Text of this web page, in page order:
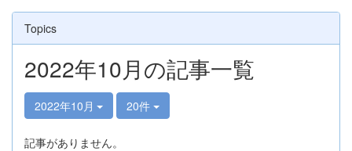
Topics
2022年10月の記事一覧
2022年10月 20件
記事がありません。